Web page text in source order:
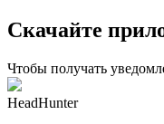
Скачайте
Чтобы получать
HeadHunter